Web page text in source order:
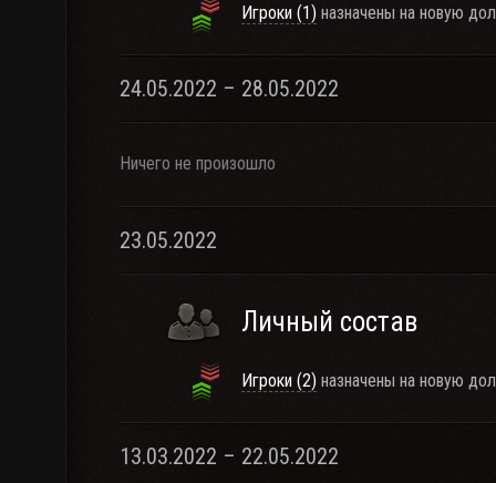
Игроки (1) назначены на новую
24.05.2022 – 28.05.2022
Ничего не произошло
23.05.2022
Личный состав
Игроки (2) назначены на новую
13.03.2022 – 22.05.2022